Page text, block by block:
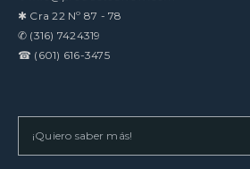
✱ Cra 22 Nº 87 - 78
✆ (316) 7424319
☎ (601) 616-3475